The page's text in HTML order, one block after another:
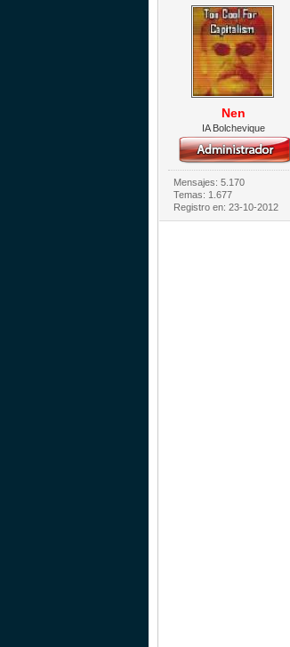
Nen
IA Bolchevique
Mensajes: 5.170
Temas: 1.677
Registro en: 23-10-2012